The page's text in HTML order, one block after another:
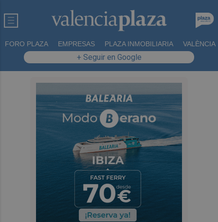
FORO PLAZA EMPRESAS PLAZA INMOBILIARIA VALÈNCIA
+ Seguir en Google